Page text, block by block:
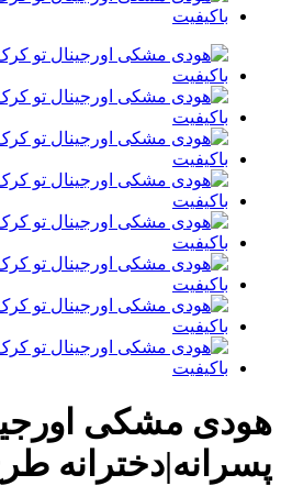
هودی مشکی
پسرانه|دخترانه